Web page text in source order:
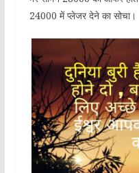
24000 में प्लेजर देने का सोचा।